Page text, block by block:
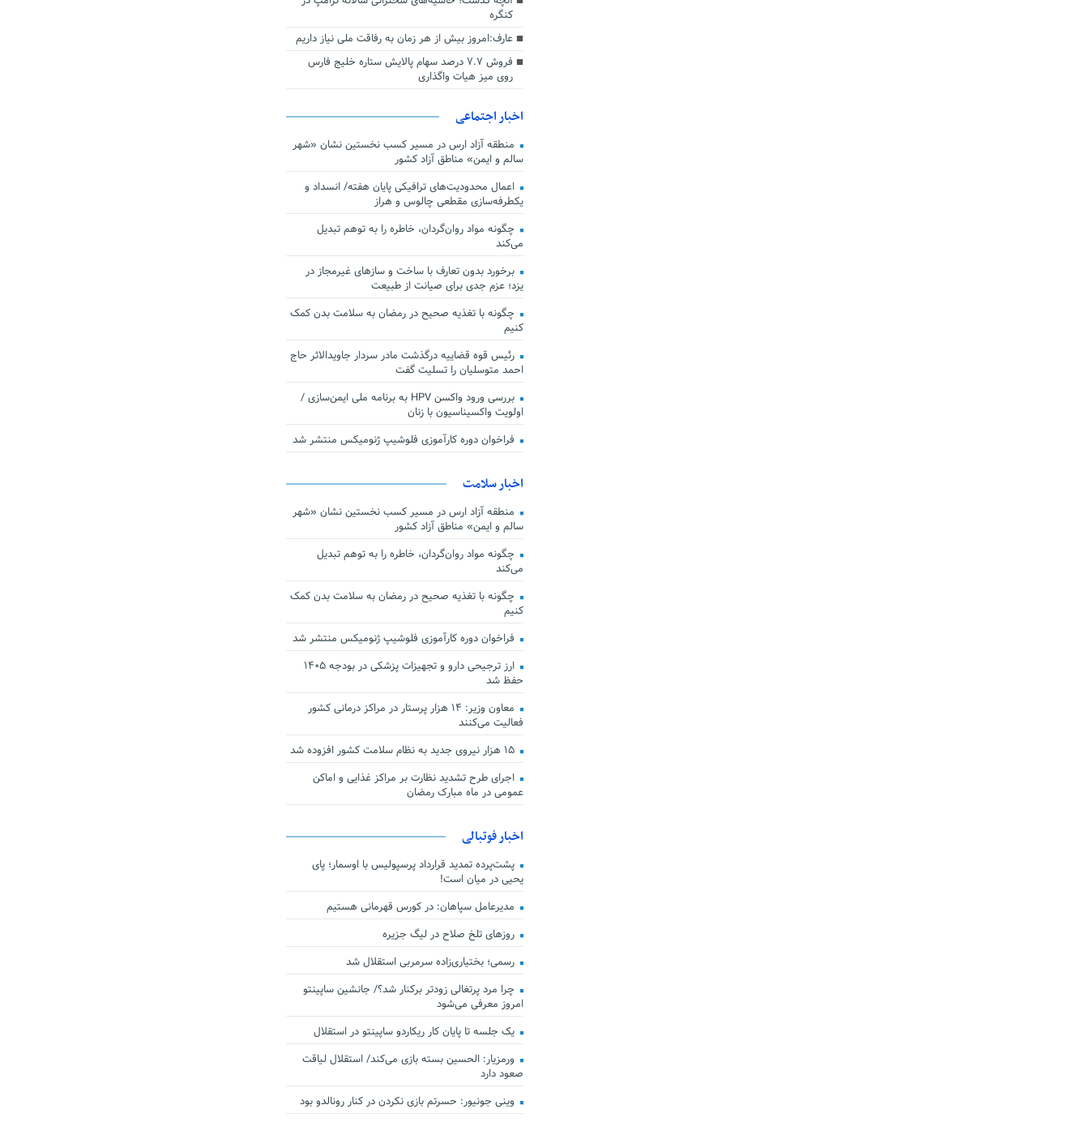
کنگره
عارف:امروز بیش از هر زمان به رفاقت ملی نیاز داریم
فروش ۷.۷ درصد سهام پالایش ستاره خلیج فارس
روی میز هیات واگذاری
اخبار اجتماعی
منطقه آزاد ارس در مسیر کسب نخستین نشان «شهر
سالم و ایمن» مناطق آزاد کشور
اعمال محدودیت‌های ترافیکی پایان هفته/ انسداد و
یکطرفه‌سازی مقطعی چالوس و هراز
چگونه مواد روان‌گردان، خاطره را به توهم تبدیل
می‌کند
برخورد بدون تعارف با ساخت‌ و سازهای غیرمجاز در
یزد؛ عزم جدی برای صیانت از طبیعت
چگونه با تغذیه صحیح در رمضان به سلامت بدن کمک
کنیم
رئیس قوه قضاییه درگذشت مادر سردار جاویدالاثر حاج
احمد متوسلیان را تسلیت گفت
بررسی ورود واکسن HPV به برنامه ملی ایمن‌سازی /
اولویت واکسیناسیون با زنان
فراخوان دوره کارآموزی فلوشیپ ژنومیکس منتشر شد
اخبار سلامت
منطقه آزاد ارس در مسیر کسب نخستین نشان «شهر
سالم و ایمن» مناطق آزاد کشور
چگونه مواد روان‌گردان، خاطره را به توهم تبدیل
می‌کند
چگونه با تغذیه صحیح در رمضان به سلامت بدن کمک
کنیم
فراخوان دوره کارآموزی فلوشیپ ژنومیکس منتشر شد
ارز ترجیحی دارو و تجهیزات پزشکی در بودجه ۱۴۰۵
حفظ شد
معاون وزیر: ۱۴ هزار پرستار در مراکز درمانی کشور
فعالیت می‌کنند
۱۵ هزار نیروی جدید به نظام سلامت کشور افزوده شد
اجرای طرح تشدید نظارت بر مراکز غذایی و اماکن
عمومی در ماه مبارک رمضان
اخبار فوتبالی
پشت‌پرده تمدید قرارداد پرسپولیس با اوسمار؛ پای
یحیی در میان است!
مدیرعامل سپاهان: در کورس قهرمانی هستیم
روزهای تلخ صلاح در لیگ جزیره
رسمی؛ بختیاری‌زاده سرمربی استقلال شد
چرا مرد پرتغالی زودتر برکنار شد؟/ جانشین ساپینتو
امروز معرفی می‌شود
یک جلسه تا پایان کار ریکاردو ساپینتو در استقلال
ورمزیار: الحسین بسته بازی می‌کند/ استقلال لیاقت
صعود دارد
وینی جونیور: حسرتم بازی نکردن در کنار رونالدو بود